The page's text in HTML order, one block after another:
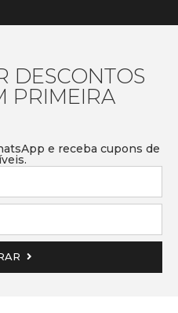
DESCONTOS
PRIMEIRA
e receba cupons de